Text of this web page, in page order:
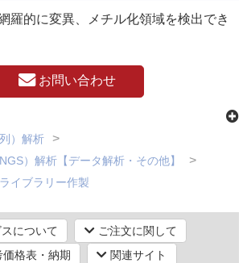
羅的に変異、メチル化領域を検出でき
お問い合わせ
）解析
）解析【データ解析・その他】
イブラリー作製
）解析【データ解析・その他】
について
ご注文に関して
価格表・納期
関連サイト